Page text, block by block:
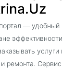
— удобный
услуги
ремонта. Сервис